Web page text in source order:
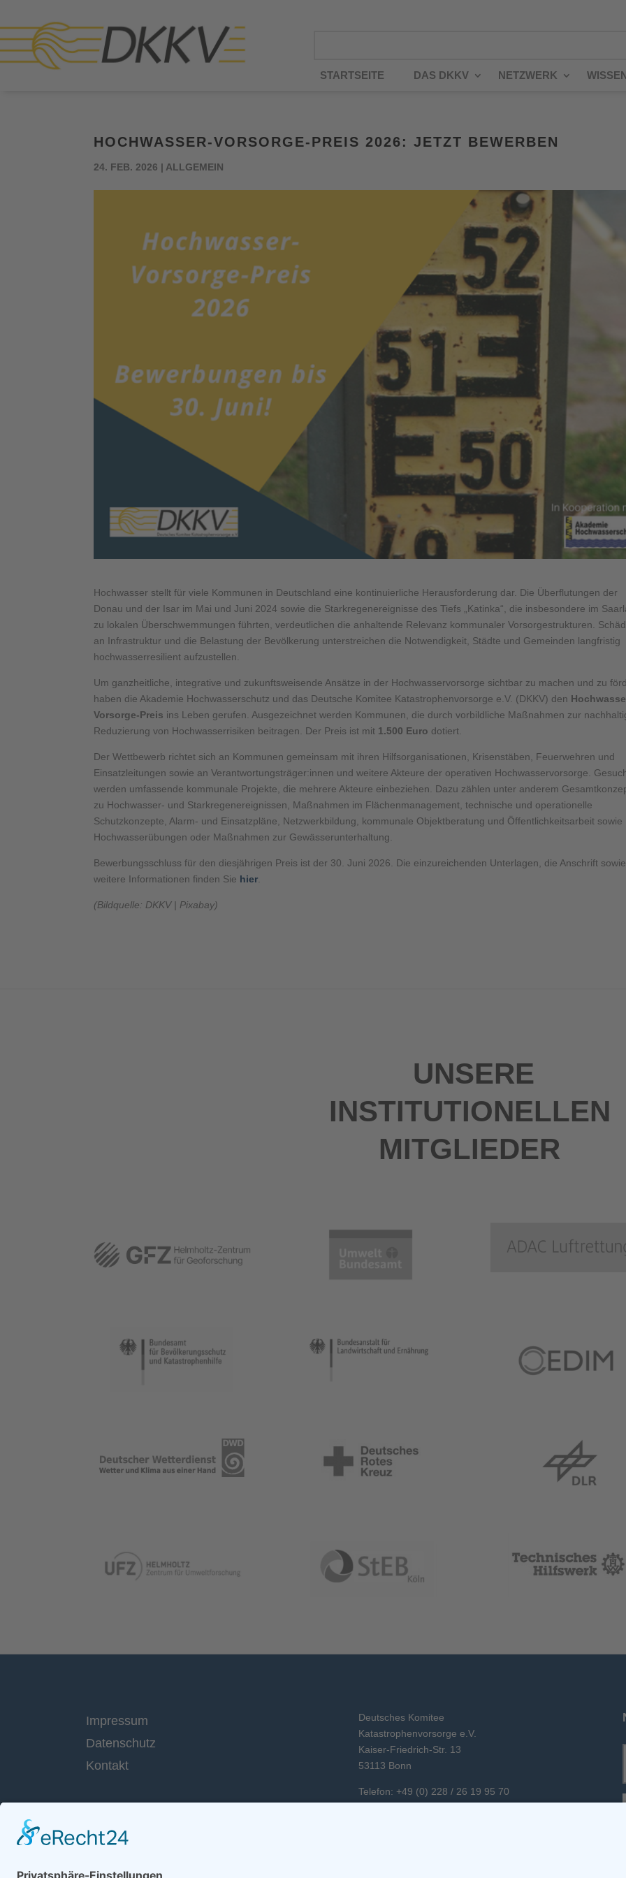
STARTSEITE DAS DKKV NETZWERK
HOCHWASSER-VORSORGE-PREIS 2026: JETZT BEWERBEN
24. FEB. 2026 | ALLGEMEIN
Hochwasser stellt für viele Kommunen in Deutschland eine kontinuierliche Herausforderung dar. Die Überflutungen der
Donau und der Isar im Mai und Juni 2024 sowie die Starkregenereignisse des Tiefs „Katinka“, die insbesondere im
zu lokalen Überschwemmungen führten, verdeutlichen die anhaltende Relevanz kommunaler Vorsorgestrukturen.
an Infrastruktur und die Belastung der Bevölkerung unterstreichen die Notwendigkeit, Städte und Gemeinden langfristig
hochwasserresilient aufzustellen.
Um ganzheitliche, integrative und zukunftsweisende Ansätze in der Hochwasservorsorge sichtbar zu machen und zu
haben die Akademie Hochwasserschutz und das Deutsche Komitee Katastrophenvorsorge e.V. (DKKV) den
Vorsorge-Preis ins Leben gerufen. Ausgezeichnet werden Kommunen, die durch vorbildliche Maßnahmen zur
Reduzierung von Hochwasserrisiken beitragen. Der Preis ist mit 1.500 Euro dotiert.
Der Wettbewerb richtet sich an Kommunen gemeinsam mit ihren Hilfsorganisationen, Krisenstäben, Feuerwehren und
Einsatzleitungen sowie an Verantwortungsträger:innen und weitere Akteure der operativen Hochwasservorsorge.
werden umfassende kommunale Projekte, die mehrere Akteure einbeziehen. Dazu zählen unter anderem
zu Hochwasser- und Starkregenereignissen, Maßnahmen im Flächenmanagement, technische und operationelle
Schutzkonzepte, Alarm- und Einsatzpläne, Netzwerkbildung, kommunale Objektberatung und Öffentlichkeitsarbeit sowie
Hochwasserübungen oder Maßnahmen zur Gewässerunterhaltung.
Bewerbungsschluss für den diesjährigen Preis ist der 30. Juni 2026. Die einzureichenden Unterlagen, die Anschrift sowie
weitere Informationen finden Sie hier
(Bildquelle: DKKV | Pixabay)
UNSERE
INSTITUTIONELLEN
MITGLIEDER
Impressum
Datenschutz
Kontakt
Deutsches Komitee
Katastrophenvorsorge e.V.
Kaiser-Friedrich-Str. 13
53113 Bonn
Telefon: +49 (0) 228 / 26 19 95 70